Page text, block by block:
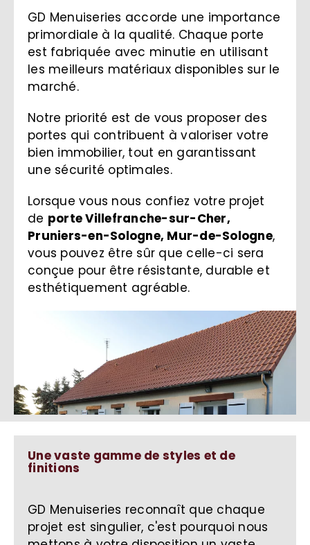
GD Menuiseries accorde une importance
primordiale à la qualité. Chaque porte
est fabriquée avec minutie en utilisant
les meilleurs matériaux disponibles sur le
marché.
Notre priorité est de vous proposer des
portes qui contribuent à valoriser votre
bien immobilier, tout en garantissant
une sécurité optimales.
Lorsque vous nous confiez votre projet
de porte Villefranche-sur-Cher,
Pruniers-en-Sologne, Mur-de-Sologne,
vous pouvez être sûr que celle-ci sera
conçue pour être résistante, durable et
esthétiquement agréable.
Une vaste gamme de styles et de
finitions
GD Menuiseries reconnaît que chaque
projet est singulier, c'est pourquoi nous